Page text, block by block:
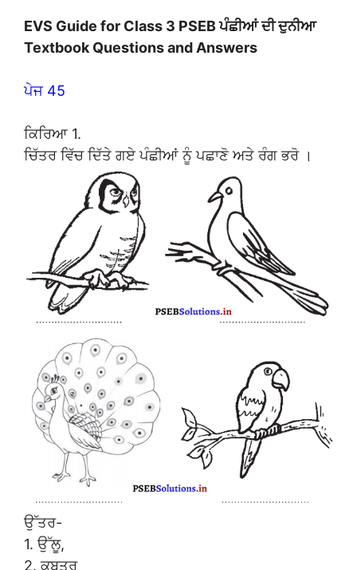
EVS Guide for Class 3 PSEB ਪੰਛੀਆਂ ਦੀ ਦੁਨੀਆ
Textbook Questions and Answers
ਪੇਜ 45
ਕਿਰਿਆ 1.
ਚਿੱਤਰ ਵਿੱਚ ਦਿੱਤੇ ਗਏ ਪੰਛੀਆਂ ਨੂੰ ਪਛਾਣੋ ਅਤੇ ਰੰਗ ਭਰੋ ।
ਉੱਤਰ-
1. ਉੱਲੂ,
2. ਕਬੂਤਰ